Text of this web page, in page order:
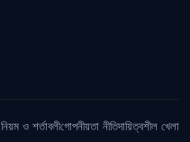
নিয়ম ও শর্তাবলীগোপনীয়তা নীতিদায়িত্বশীল খেলা